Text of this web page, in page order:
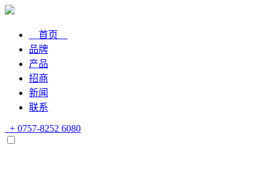
首页
品牌
产品
招商
新闻
联系
+ 0757-8252 6080